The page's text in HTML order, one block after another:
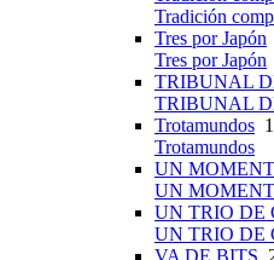
Tradición
Tres por Japón
Tres por Japón
TRIBUNAL
TRIBUNAL
Trotamundos
Trotamundos
UN
UN
UN TRIO DE
UN TRIO DE